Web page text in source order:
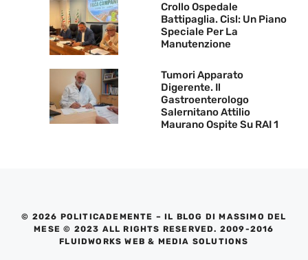
Crollo Ospedale
Battipaglia. Cisl: Un Piano
Speciale Per La
Manutenzione
Tumori Apparato
Digerente. Il
Gastroenterologo
Salernitano Attilio
Maurano Ospite Su RAI 1
© 2026 POLITICADEMENTE – IL BLOG DI MASSIMO DEL
MESE © 2023 ALL RIGHTS RESERVED. 2009-2016
FLUIDWORKS WEB & MEDIA SOLUTIONS